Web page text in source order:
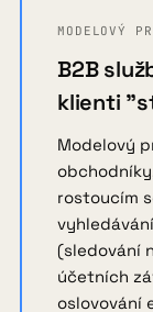
MODELOVÝ
B2B
klienti
Modelový
rostoucím
(sledování
účetních
oslovování